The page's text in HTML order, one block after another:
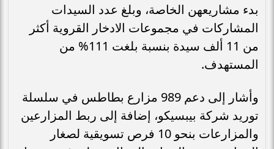
بدء مشاريعهن الخاصة، وبلغ عدد السيدات
المشاركات في مجموعات الادخار القروية أكثر
من 11 ألف سيدة بنسبة بلغت 111% من
المستهدف.
وأشار إلى دعم 989 مزارع بطاطس في سلسلة
توريد شركة بيبسيكو، إضافة إلى ربط المزارعين
والمزارعات بنحو 10 فرص تسويقية لصغار